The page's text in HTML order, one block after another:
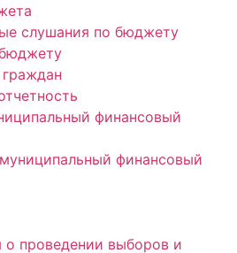
слушания по бюджету
финансовый
финансовый
проведении выборов и